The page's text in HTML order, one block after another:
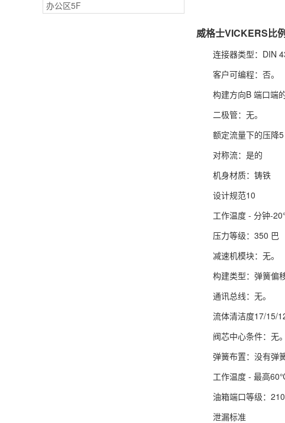
办公区5F
威格士VICKERS比
连接器类型：DIN
客户可编程：否。
构建方向B 端口端
二极管：无。
额定流量下的压降
对称流：是的
机身材质：铸铁
设计规范10
工作温度 - 分钟-
压力等级：350 巴
减速机模块：无。
构建类型：弹簧偏
通讯总线：无。
流体清洁度17/15/
阀芯中心条件：无。
弹簧布置：没有弹
工作温度 - 最高
油箱端口等级：
泄漏标准